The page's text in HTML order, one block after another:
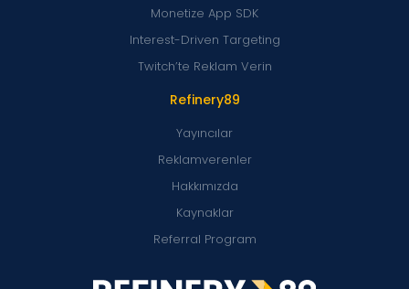
Refinery89
Yayıncılar
Reklamverenler
Hakkımızda
Kaynaklar
Referral Program
Monetize App SDK
Interest-Driven Targeting
Twitch’te Reklam Verin